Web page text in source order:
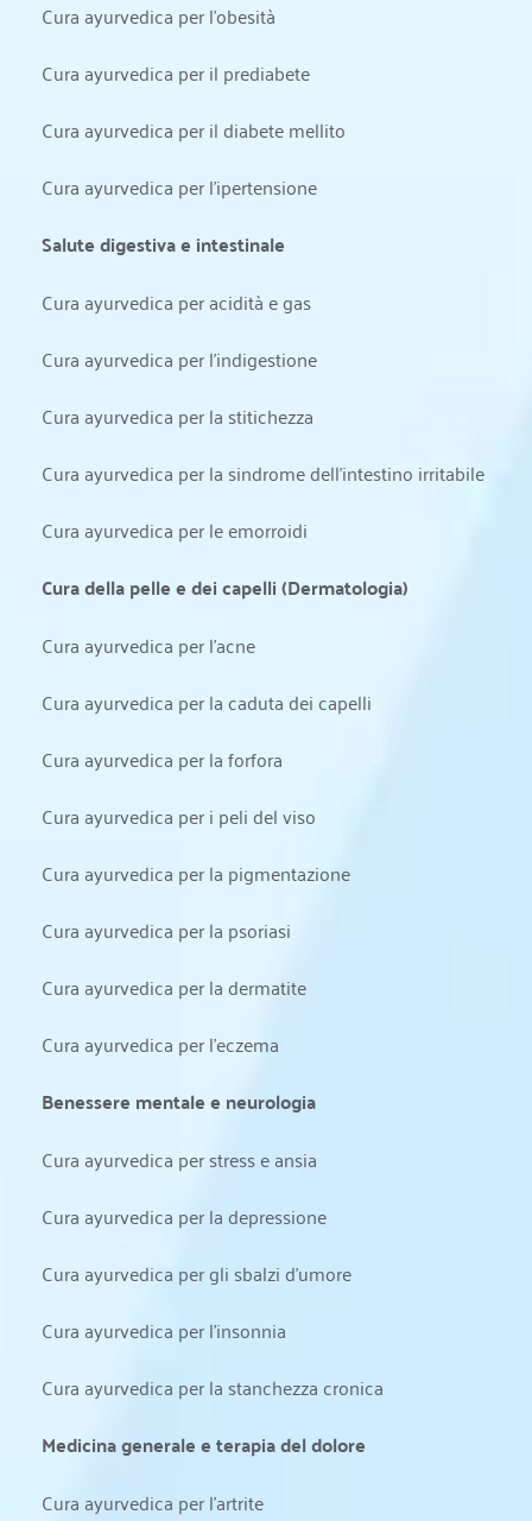
Cura ayurvedica per l'obesità
Cura ayurvedica per il prediabete
Cura ayurvedica per il diabete mellito
Cura ayurvedica per l'ipertensione
Salute digestiva e intestinale
Cura ayurvedica per acidità e gas
Cura ayurvedica per l'indigestione
Cura ayurvedica per la stitichezza
Cura ayurvedica per la sindrome dell'intestino irritabile
Cura ayurvedica per le emorroidi
Cura della pelle e dei capelli (Dermatologia)
Cura ayurvedica per l'acne
Cura ayurvedica per la caduta dei capelli
Cura ayurvedica per la forfora
Cura ayurvedica per i peli del viso
Cura ayurvedica per la pigmentazione
Cura ayurvedica per la psoriasi
Cura ayurvedica per la dermatite
Cura ayurvedica per l'eczema
Benessere mentale e neurologia
Cura ayurvedica per stress e ansia
Cura ayurvedica per la depressione
Cura ayurvedica per gli sbalzi d'umore
Cura ayurvedica per l'insonnia
Cura ayurvedica per la stanchezza cronica
Medicina generale e terapia del dolore
Cura ayurvedica per l'artrite